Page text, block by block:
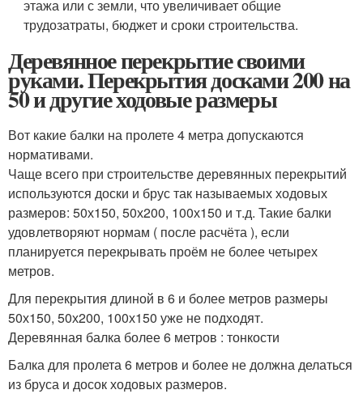
этажа или с земли, что увеличивает общие
трудозатраты, бюджет и сроки строительства.
Деревянное перекрытие своими
руками. Перекрытия досками 200 на
50 и другие ходовые размеры
Вот какие балки на пролете 4 метра допускаются
нормативами.
Чаще всего при строительстве деревянных перекрытий
используются доски и брус так называемых ходовых
размеров: 50х150, 50х200, 100х150 и т.д. Такие балки
удовлетворяют нормам ( после расчёта ), если
планируется перекрывать проём не более четырех
метров.
Для перекрытия длиной в 6 и более метров размеры
50х150, 50х200, 100х150 уже не подходят.
Деревянная балка более 6 метров : тонкости
Балка для пролета 6 метров и более не должна делаться
из бруса и досок ходовых размеров.